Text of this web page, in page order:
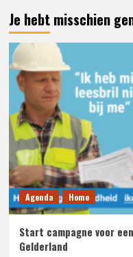
Je hebt misschien
Agenda Home
Start campagne voor
Gelderland